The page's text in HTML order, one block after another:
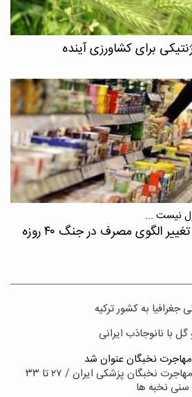
برای کشاورزی آینده
نیست ...
الگوی مصرف در جنگ ۴۰ روزه
جغرافیا به کشور ترکیه
با نانوجاذب ایرانی
امارات متحده، مقصد اول مهاجرت نخبگان پزشکی ایران / ۲۷ تا ۳۳
سنی نخبه ها